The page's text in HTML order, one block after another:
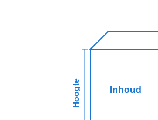
Hoogte Inhoud